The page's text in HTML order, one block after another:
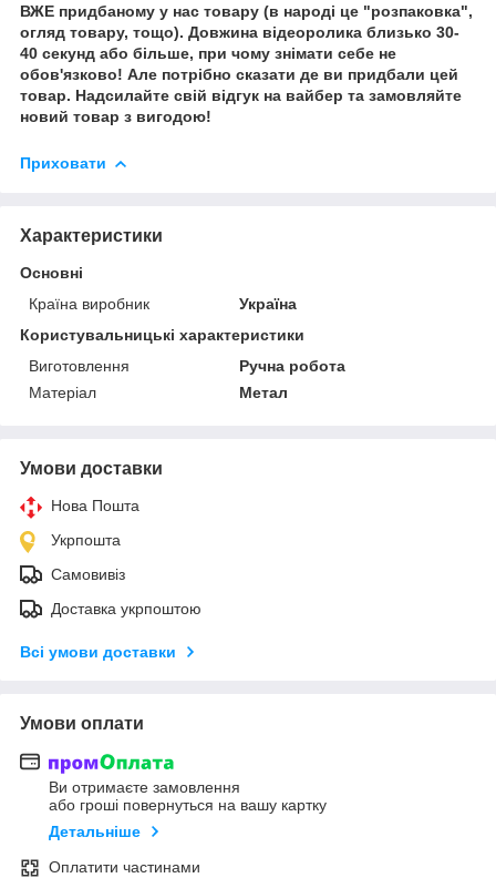
ВЖЕ придбаному у нас товару (в народі це "розпаковка",
огляд товару, тощо). Довжина відеоролика близько 30-
40 секунд або більше, при чому знімати себе не
обов'язково! Але потрібно сказати де ви придбали цей
товар. Надсилайте свій відгук на вайбер та замовляйте
новий товар з вигодою!
Приховати
Характеристики
Основні
Країна виробник
Україна
Користувальницькі характеристики
Виготовлення
Ручна робота
Матеріал
Метал
Умови доставки
Нова Пошта
Укрпошта
Самовивіз
Доставка укрпоштою
Всі умови доставки
Умови оплати
Ви отримаєте замовлення
або гроші повернуться на вашу картку
Детальніше
Оплатити частинами